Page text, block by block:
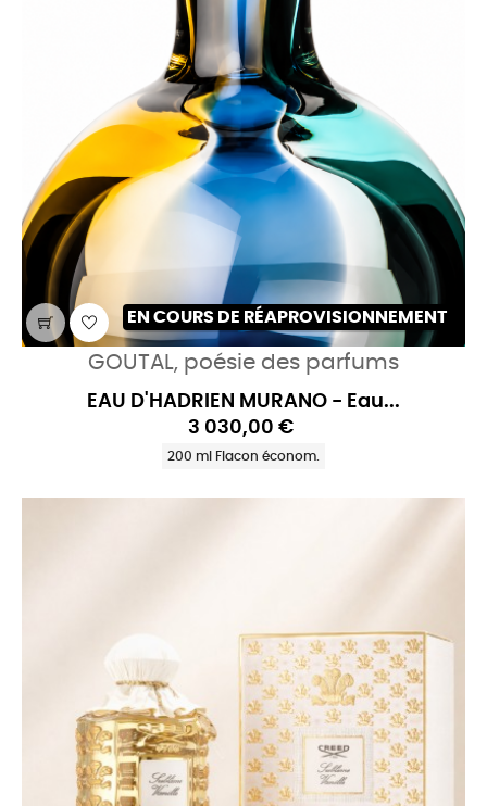
EN COURS DE RÉAPROVISIONNEMENT
GOUTAL, poésie des parfums
EAU D'HADRIEN MURANO - Eau...
3 030,00 €
200 ml Flacon économ.